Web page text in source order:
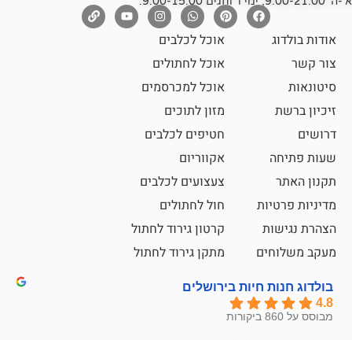
אוכל לכלבים
אוכל לחתולים
אוכל למכרסמים
מזון לתוכים
חטיפים לכלבים
אקווריום
צעצועים לכלבים
חול לחתולים
קרטון גירוד לחתול
מתקן גירוד לחתול
בירושלים